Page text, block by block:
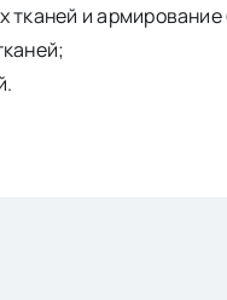
тканей и